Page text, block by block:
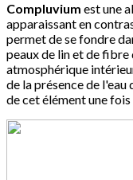
Compluvium est une
apparaissant en
permet de se fondre
peaux de lin et de
atmosphérique
de la présence de l'eau
de cet élément une